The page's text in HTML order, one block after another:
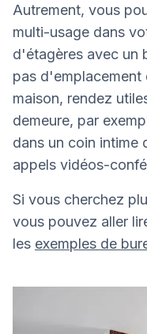
Autrement, vous
multi-usage dans
d'étagères avec un
pas d'emplacement
maison, rendez
demeure, par
dans un coin intime
appels vidéos-
Si vous cherchez
vous pouvez aller
les exemples de